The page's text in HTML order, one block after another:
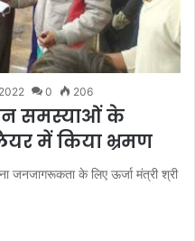
0 206
जन समस्याओं के
में किया भ्रमण
जनजागरूकता के लिए ऊर्जा मंत्री श्री